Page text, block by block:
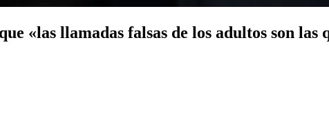
«las llamadas falsas de los adultos son las